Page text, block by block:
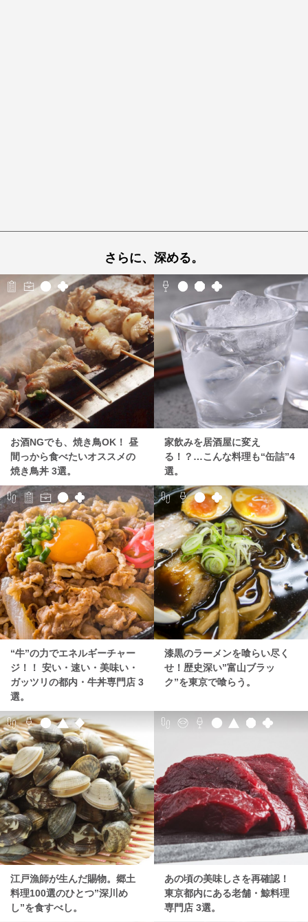
さらに、深める。
お酒NGでも、焼き鳥OK！ 昼
間っから食べたいオススメの
焼き鳥丼 3選。
家飲みを居酒屋に変え
る！？…こんな料理も“缶詰”4
選。
“牛”の力でエネルギーチャー
ジ！！ 安い・速い・美味い・
ガッツリの都内・牛丼専門店 3
選。
漆黒のラーメンを喰らい尽く
せ！歴史深い”富山ブラッ
ク”を東京で喰らう。
江戸漁師が生んだ賜物。郷土
料理100選のひとつ”深川め
し”を食すべし。
あの頃の美味しさを再確認！
東京都内にある老舗・鯨料理
専門店 3選。